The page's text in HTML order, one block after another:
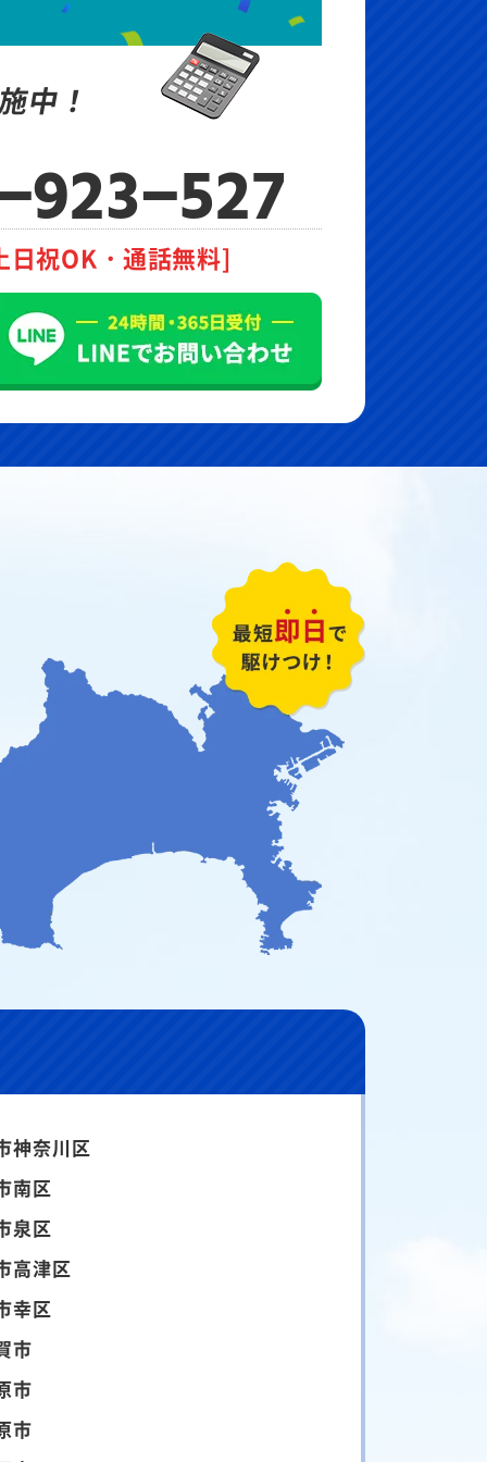
中！
923-527
日祝OK・通話無料]
神奈川区
南区
泉区
高津区
幸区
市
市
市